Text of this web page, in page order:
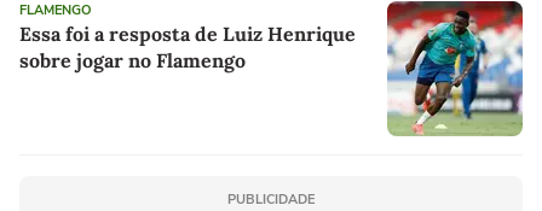
FLAMENGO
Essa foi a resposta de Luiz Henrique
sobre jogar no Flamengo
PUBLICIDADE